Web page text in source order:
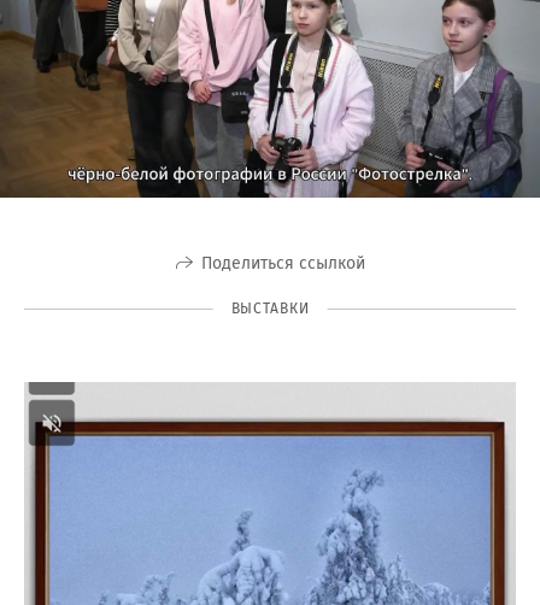
Поделиться ссылкой
ВЫСТАВКИ